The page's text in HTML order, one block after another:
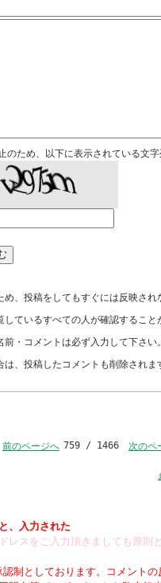
のため、以下に表示されている文
、投稿をしてもすぐには反映され
ているすべての人が確認すること
・コメントは必ず入力して下さい。
、投稿したコメントも削除されま
前のページへ 759 / 1466 次のペ
、入力された
レスをご入力頂きましても原
制としております。コメントの